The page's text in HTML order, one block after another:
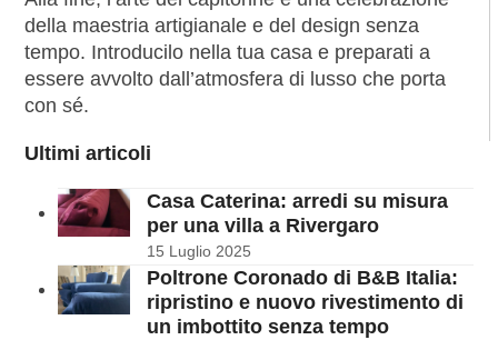
della maestria artigianale e del design senza
tempo. Introducilo nella tua casa e preparati a
essere avvolto dall’atmosfera di lusso che porta
con sé.
Ultimi articoli
Casa Caterina: arredi su misura
per una villa a Rivergaro
15 Luglio 2025
Poltrone Coronado di B&B Italia:
ripristino e nuovo rivestimento di
un imbottito senza tempo